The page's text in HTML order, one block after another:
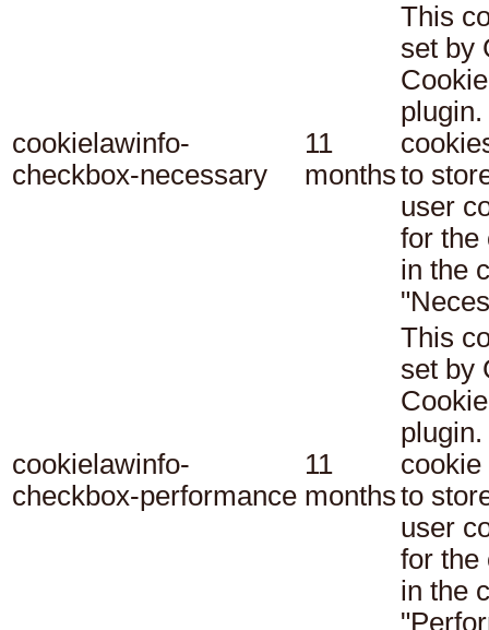
cookielawinfo-
checkbox-necessary
11
months
This
set by
to
user
for the
in the
cookielawinfo-
checkbox-performance
11
months
This
set by
cookie
to
user
for the
in the